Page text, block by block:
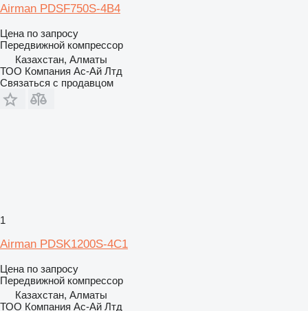
Airman PDSF750S-4B4
Цена по запросу
Передвижной компрессор
Казахстан, Алматы
ТОО Компания Ас-Ай Лтд
Связаться с продавцом
1
Airman PDSK1200S-4C1
Цена по запросу
Передвижной компрессор
Казахстан, Алматы
ТОО Компания Ас-Ай Лтд